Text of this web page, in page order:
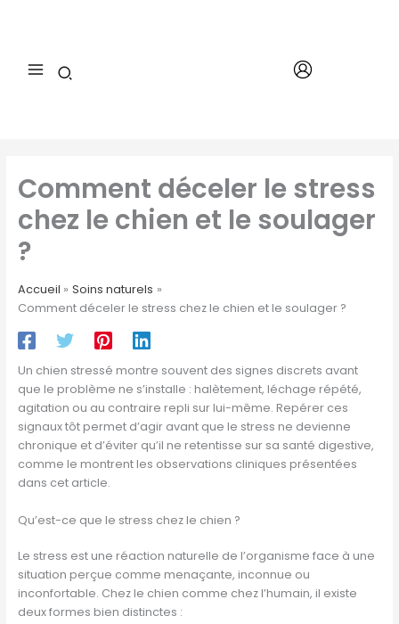
Comment déceler le stress
chez le chien et le soulager
?
Accueil
Soins naturels
Comment déceler le stress chez le chien et le soulager ?
Un chien stressé montre souvent des signes discrets avant
que le problème ne s’installe : halètement, léchage répété,
agitation ou au contraire repli sur lui-même. Repérer ces
signaux tôt permet d’agir avant que le stress ne devienne
chronique et d’éviter qu’il ne retentisse sur sa santé digestive,
comme le montrent les observations cliniques présentées
dans cet article.
Qu’est-ce que le stress chez le chien ?
Le stress est une réaction naturelle de l’organisme face à une
situation perçue comme menaçante, inconnue ou
inconfortable. Chez le chien comme chez l’humain, il existe
deux formes bien distinctes :